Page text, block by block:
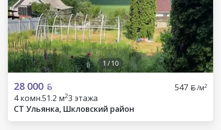
1 /10
28 000 547 /м2
4 комн.51.2 м23 этажа
СТ Ульянка, Шкловский район